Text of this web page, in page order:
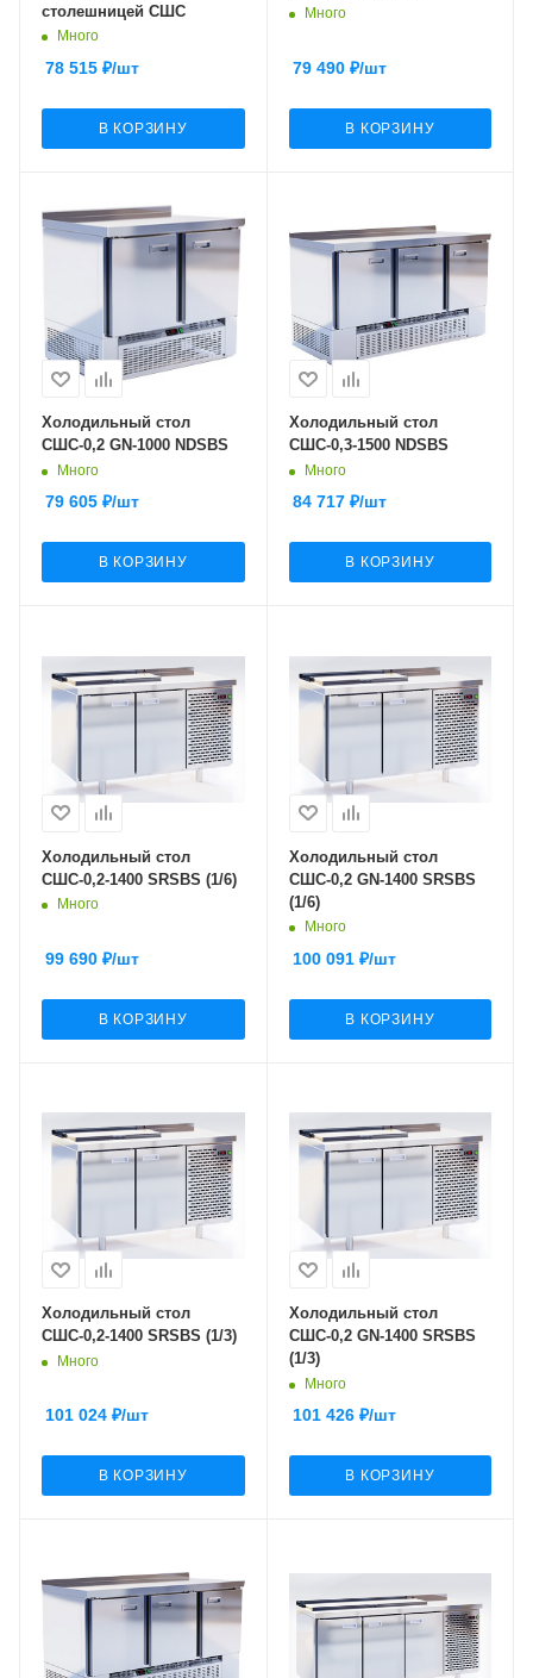
столешницей СШС
Много
78 515 ₽/шт
В КОРЗИНУ
Много
79 490₽/шт
В КОРЗИНУ
Холодильный стол
СШС-0,2 GN-1000 NDSBS
Много
79 605 ₽/шт
В КОРЗИНУ
Холодильный стол
СШС-0,3-1500 NDSBS
Много
84 717₽/шт
В КОРЗИНУ
Холодильный стол
СШС-0,2-1400 SRSBS (1/6)
Много
99 690 ₽/шт
В КОРЗИНУ
Холодильный стол
СШС-0,2 GN-1400 SRSBS
(1/6)
Много
100 091₽/шт
В КОРЗИНУ
Холодильный стол
СШС-0,2-1400 SRSBS (1/3)
Много
101 024 ₽/шт
В КОРЗИНУ
Холодильный стол
СШС-0,2 GN-1400 SRSBS
(1/3)
Много
101 426₽/шт
В КОРЗИНУ